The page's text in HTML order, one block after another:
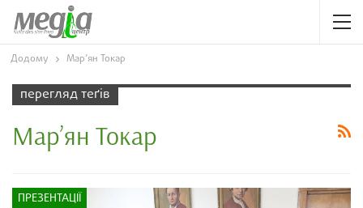
Додому Мар’ян Токар
перегляд теґів
Мар’ян Токар
ПРЕЗЕНТАЦІЇ